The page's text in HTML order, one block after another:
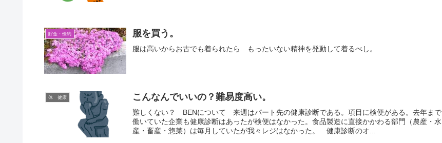
貯金・倹約 服を買う。
服は高いからお古でも着られたら もったいない精神を発動して着るべし。
体 健康 こんなんでいいの？難易度高い。
難しくない？ BENについて 来週はパート先の健康診断である。項目に検便がある。去年まで
働いていた企業も健康診断はあったが検便はなかった。食品製造に直接かかわる部門（農産・水
産・畜産・惣菜）は毎月していたが我々レジはなかった。 健康診断のオ...